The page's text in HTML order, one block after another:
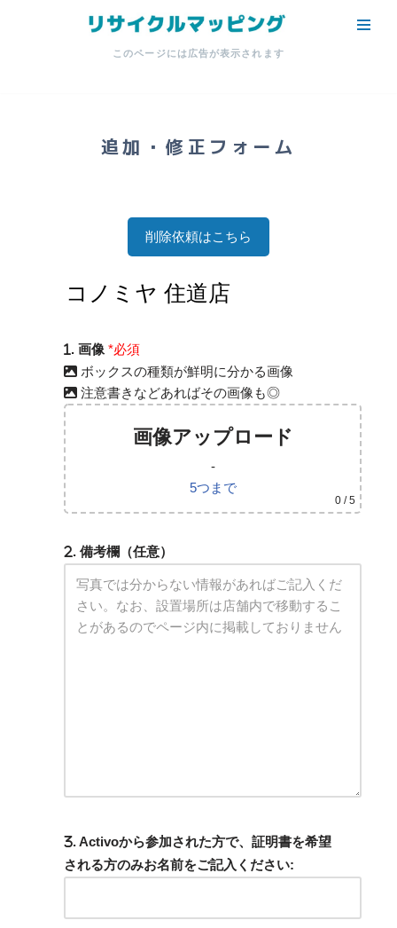
このページには広告が表示されます
追加・修正フォーム
削除依頼はこちら
. 画像 *必須
ボックスの種類が鮮明に分かる画像
注意書きなどあればその画像も◎
画像アップロード
-
5つまで
0 / 5
. 備考欄（任意）
. Activoから参加された方で、証明書を希望
される方のみお名前をご記入ください: